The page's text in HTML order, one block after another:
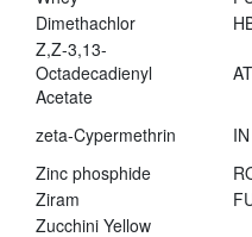
Dimethachlor
Z,Z-3,13-
Octadecadienyl
Acetate
AT
zeta-Cypermethrin IN
Zinc phosphide
Ziram
Zucchini Yellow